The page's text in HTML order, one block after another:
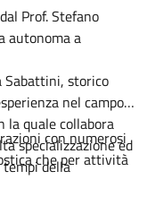
Prof. Stefano
autonoma a
Sabattini, storico
nel campo
la quale collabora
specializzazione ed
tempi della
con numerosi
che per attività